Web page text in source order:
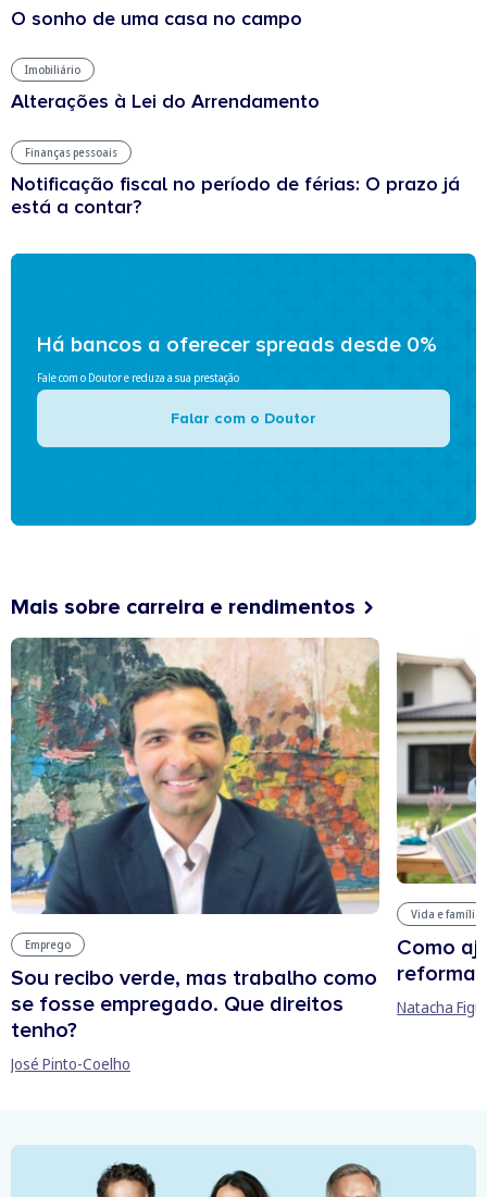
O sonho de uma casa no campo
Imobiliário
Alterações à Lei do Arrendamento
Finanças pessoais
Notificação fiscal no período de férias: O prazo já
está a contar?
Há bancos a oferecer spreads desde 0%
Fale com o Doutor e reduza a sua prestação
Falar com o Doutor
Mais sobre carreira e rendimentos
Emprego
Sou recibo verde, mas trabalho como
se fosse empregado. Que direitos
tenho?
José Pinto-Coelho
Vida e família
Como
reforma
Natacha